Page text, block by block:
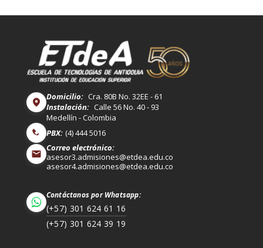
Domicilio: Cra. 80B No. 32EE - 61
Instalación: Calle 56 No. 40 - 93
Medellín - Colombia
PBX: (4) 444 5016
Correo electrónico:
asesor3.admisiones@etdea.edu.co
asesor4.admisiones@etdea.edu.co
Contáctanos por Whatsapp:
(+57) 301 624 61 16
(+57) 301 624 39 19